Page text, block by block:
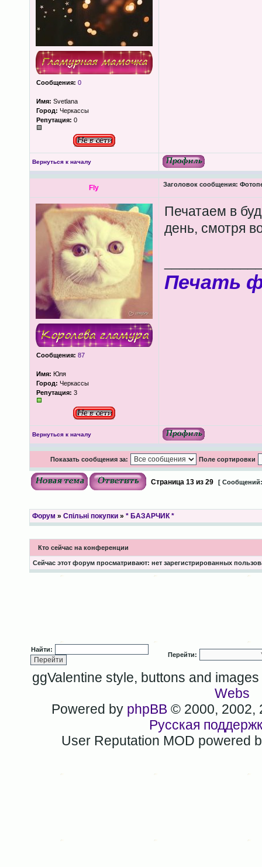
Сообщения: 0
Имя: Svetlana
Город: Черкассы
Репутация: 0
Вернуться к началу
Fly Заголовок сообщения:
Сообщения: 87
Имя: Юля
Город: Черкассы
Репутация: 3
Печатаем в
день, смотря
Печать
Вернуться к началу
Показать сообщения за: Поле сортировки
Страница 13из 29 [
Форум » Спільні покупки» * БАЗАРЧИК *
Кто сейчас на конференции
Сейчас этот форум просматривают: нет зарегистрированных
Найти:
Перейти:
ggValentine style, buttons and
Webs
Powered by phpBB © 2000, 2002,
Русская
User Reputation MOD powered